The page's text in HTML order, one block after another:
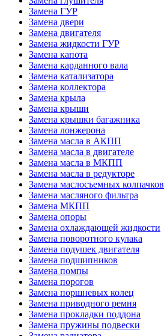
Замена ГУР
Замена двери
Замена двигателя
Замена жидкости ГУР
Замена капота
Замена карданного вала
Замена катализатора
Замена коллектора
Замена крыла
Замена крыши
Замена крышки багажника
Замена лонжерона
Замена масла в АКПП
Замена масла в двигателе
Замена масла в МКПП
Замена масла в редукторе
Замена маслосъемных колпачков
Замена масляного фильтра
Замена МКПП
Замена опоры
Замена охлаждающей жидкости
Замена поворотного кулака
Замена подушек двигателя
Замена подшипников
Замена помпы
Замена порогов
Замена поршневых колец
Замена приводного ремня
Замена прокладки поддона
Замена пружины подвески